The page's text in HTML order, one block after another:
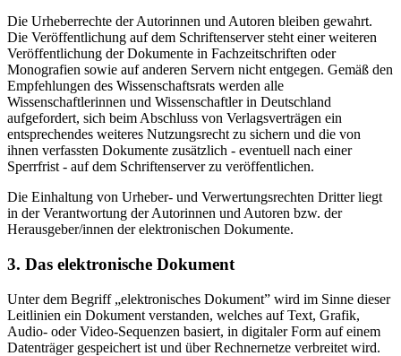
Die Urheberrechte der Autorinnen und Autoren bleiben gewahrt.
Die Veröffentlichung auf dem Schriftenserver steht einer weiteren
Veröffentlichung der Dokumente in Fachzeitschriften oder
Monografien sowie auf anderen Servern nicht entgegen. Gemäß den
Empfehlungen des Wissenschaftsrats werden alle
Wissenschaftlerinnen und Wissenschaftler in Deutschland
aufgefordert, sich beim Abschluss von Verlagsverträgen ein
entsprechendes weiteres Nutzungsrecht zu sichern und die von
ihnen verfassten Dokumente zusätzlich - eventuell nach einer
Sperrfrist - auf dem Schriftenserver zu veröffentlichen.
Die Einhaltung von Urheber- und Verwertungsrechten Dritter liegt
in der Verantwortung der Autorinnen und Autoren bzw. der
Herausgeber/innen der elektronischen Dokumente.
3. Das elektronische Dokument
Unter dem Begriff „elektronisches Dokument” wird im Sinne dieser
Leitlinien ein Dokument verstanden, welches auf Text, Grafik,
Audio- oder Video-Sequenzen basiert, in digitaler Form auf einem
Datenträger gespeichert ist und über Rechnernetze verbreitet wird.